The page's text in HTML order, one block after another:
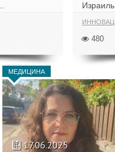
Израиль
480
МЕДИЦИНА
17.06.2025